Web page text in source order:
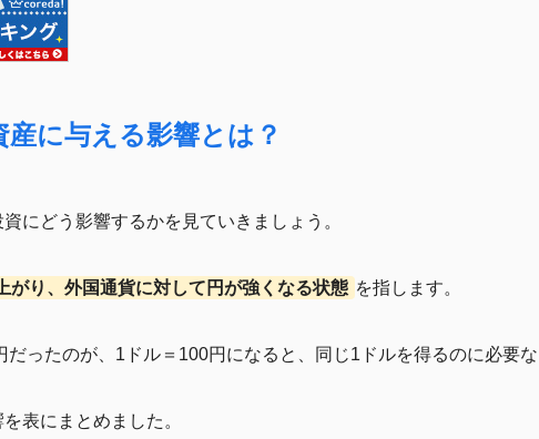
に与える影響とは？
資にどう影響するかを見ていきましょう。
がり、外国通貨に対して円が強くなる状態 を指します。
だったのが、1ドル＝100円になると、同じ1ドルを得るのに必要
表にまとめました。